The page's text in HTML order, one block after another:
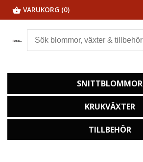
VARUKORG (0)
SNITTBLOMMOR
KRUKVÄXTER
TILLBEHÖR